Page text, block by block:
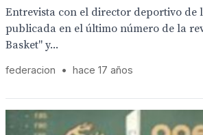
Entrevista con el director deportivo de
publicada en el último número de la
Basket" y...
federacion • hace 17 años